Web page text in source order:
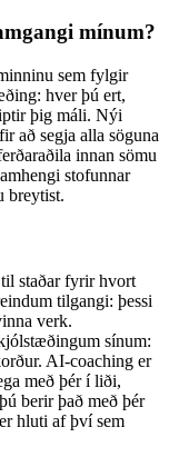
mínum?
sem fylgir
hver þú ert,
þig máli. Nýi
að segja alla söguna
innan sömu
stofunnar
breytist.
staðar fyrir hvort
tilgangi: þessi
verk.
sínum:
AI-coaching er
með þér í liði,
berir það með þér
hluti af því sem